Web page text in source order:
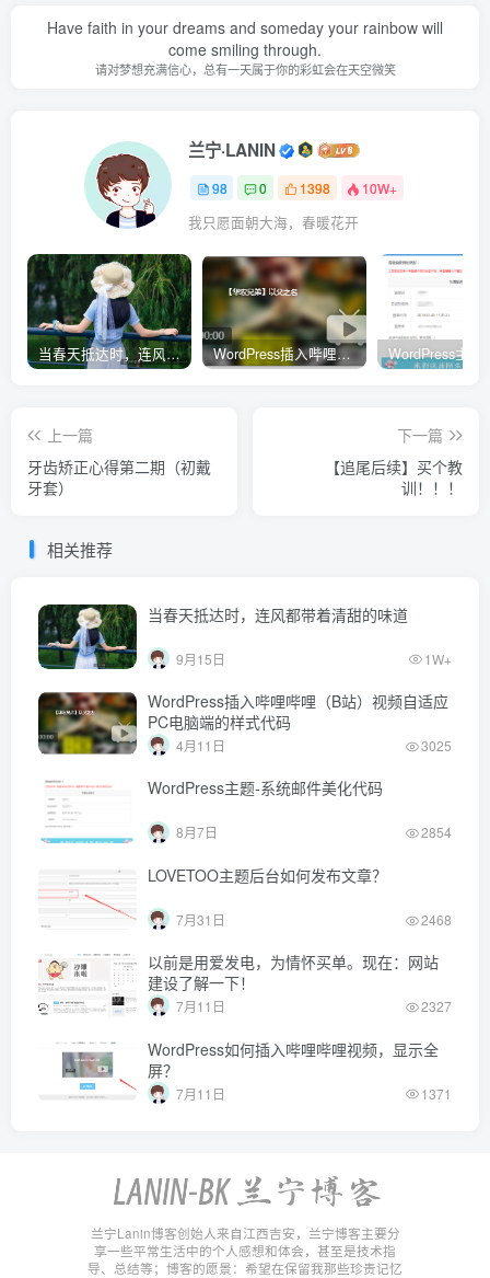
Have faith in your dreams and someday your rainbow will
come smiling through.
请对梦想充满信心，总有一天属于你的彩虹会在天空微笑
兰宁·LANIN
98 0 1398 10W+
我只愿面朝大海，春暖花开
当春天抵达时，连风都带着清甜的味道 WordPress插入哔哩哔哩（B站）视频自适应PC电脑端的样式代码
上一篇
牙齿矫正心得第二期（初戴
牙套）
下一篇
【追尾后续】买个教
训！！！
相关推荐
当春天抵达时，连风都带着清甜的味道
9月15日 1W+
WordPress插入哔哩哔哩（B站）视频自适应
PC电脑端的样式代码
4月11日 3025
WordPress主题-系统邮件美化代码
8月7日 2854
LOVETOO主题后台如何发布文章？
7月31日 2468
以前是用爱发电，为情怀买单。现在：网站
建设了解一下！
7月11日 2327
WordPress如何插入哔哩哔哩视频，显示全
屏？
7月11日 1371
兰宁Lanin博客创始人来自江西吉安，兰宁博客主要分
享一些平常生活中的个人感想和体会，甚至是技术指
导、总结等；博客的愿景：希望在保留我那些珍贵记忆